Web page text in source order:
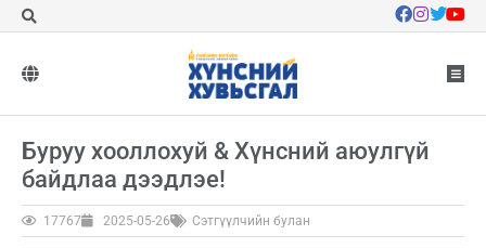
Буруу хооллохуй & Хүнсний аюулгүй
байдлаа дээдлэе!
17767 2025-05-26 Сэтгүүлчийн булан